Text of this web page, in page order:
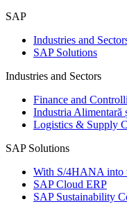
SAP
Industries and
SAP Solutions
Industries and Sectors
Finance and
Industria Alimentară
Logistics & Supply
SAP Solutions
With S/4HANA into
SAP Cloud ERP
SAP Sustainability